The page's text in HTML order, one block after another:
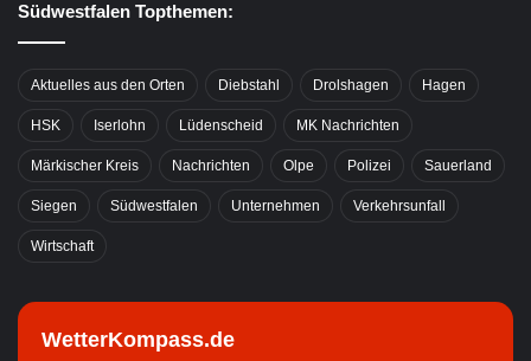
Südwestfalen Topthemen:
Aktuelles aus den Orten Diebstahl Drolshagen Hagen
HSK Iserlohn Lüdenscheid MK Nachrichten
Märkischer Kreis Nachrichten Olpe Polizei Sauerland
Siegen Südwestfalen Unternehmen Verkehrsunfall
Wirtschaft
WetterKompass.de